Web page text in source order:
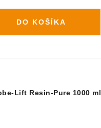
DO KOŠÍKA
Lift Resin-Pure 1000 ml